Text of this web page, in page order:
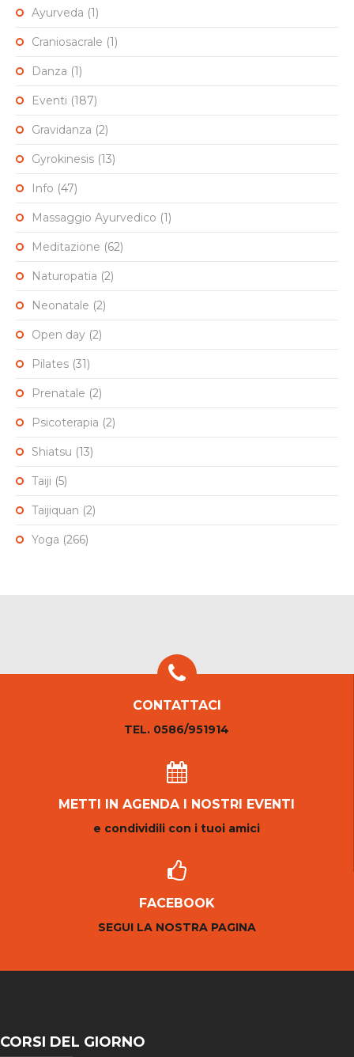
Ayurveda (1)
Craniosacrale (1)
Danza (1)
Eventi (187)
Gravidanza (2)
Gyrokinesis (13)
Info (47)
Massaggio Ayurvedico (1)
Meditazione (62)
Naturopatia (2)
Neonatale (2)
Open day (2)
Pilates (31)
Prenatale (2)
Psicoterapia (2)
Shiatsu (13)
Taiji (5)
Taijiquan (2)
Yoga (266)
CONTATTACI
TEL. 0586/951914
METTI IN AGENDA I NOSTRI EVENTI
e condividili con i tuoi amici
FACEBOOK
SEGUI LA NOSTRA PAGINA
CORSI DEL GIORNO